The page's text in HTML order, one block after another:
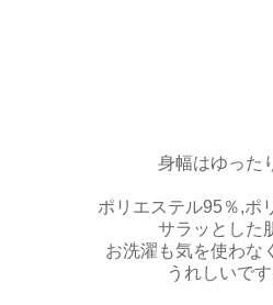
身幅はゆった
ポリエステル95％,ポ
サラッとした
お洗濯も気を使わな
うれしいで